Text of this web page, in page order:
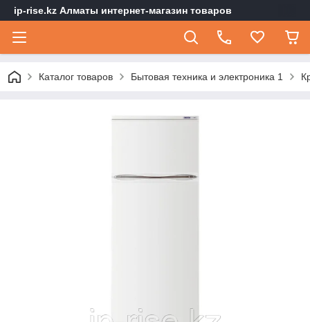
ip-rise.kz Алматы интернет-магазин товаров
Каталог товаров Бытовая техника и электроника 1